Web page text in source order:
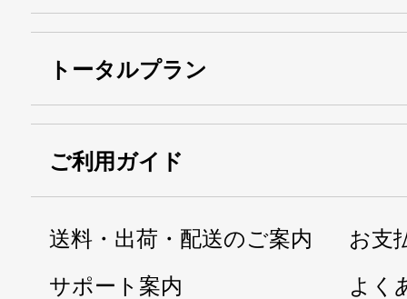
トータルプラン
ご利用ガイド
送料・出荷・配送のご案内
お支
サポート案内
よく